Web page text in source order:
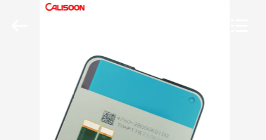
STARTSEITE
PRODUKTE